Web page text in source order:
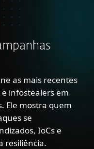
as mais recentes
infostealers em
Ele mostra quem
se
IoCs e
resiliência.